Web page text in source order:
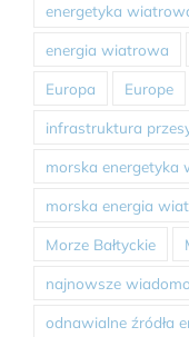
energetyka
energia wiatrowa
Europa Europe
infrastruktura
morska energetyka
morska energia
Morze Bałtyckie
najnowsze
odnawialne źródła